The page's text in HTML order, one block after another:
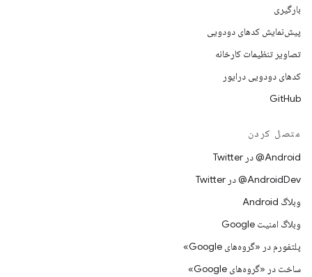
بارگیری
پیش‌نمایش کدهای دودویی
تصاویر تنظیمات کارخانه
کدهای دودویی درایور
GitHub
متصل کردن
Android@ در Twitter
AndroidDev@ در Twitter
وبلاگ Android
وبلاگ امنیت Google
پلتفورم در «گروه‌های Google»
ساخت در «گروه‌های Google»